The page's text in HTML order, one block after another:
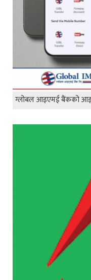
ग्लोबल आइएमई बैंकको